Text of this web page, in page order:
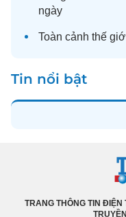
ngày
Toàn cảnh thế
Tin nổi bật
TRANG THÔNG TIN ĐIỆN